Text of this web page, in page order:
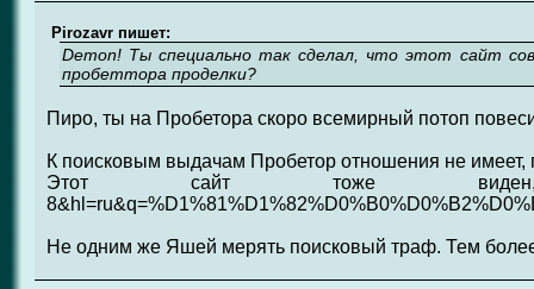
Pirozavr пишет:
Demon! Ты специально так сделал, что этот сайт
пробеттора проделки?
Пиро, ты на Пробетора скоро всемирный потоп
К поисковым выдачам Пробетор отношения не имеет,
Этот сайт тоже виден,
Не одним же Яшей мерять поисковый траф. Тем